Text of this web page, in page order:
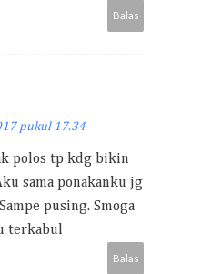
Balas
pukul 17.34
polos tp kdg bikin
sama ponakanku jg
pusing. Smoga
terkabul
Balas